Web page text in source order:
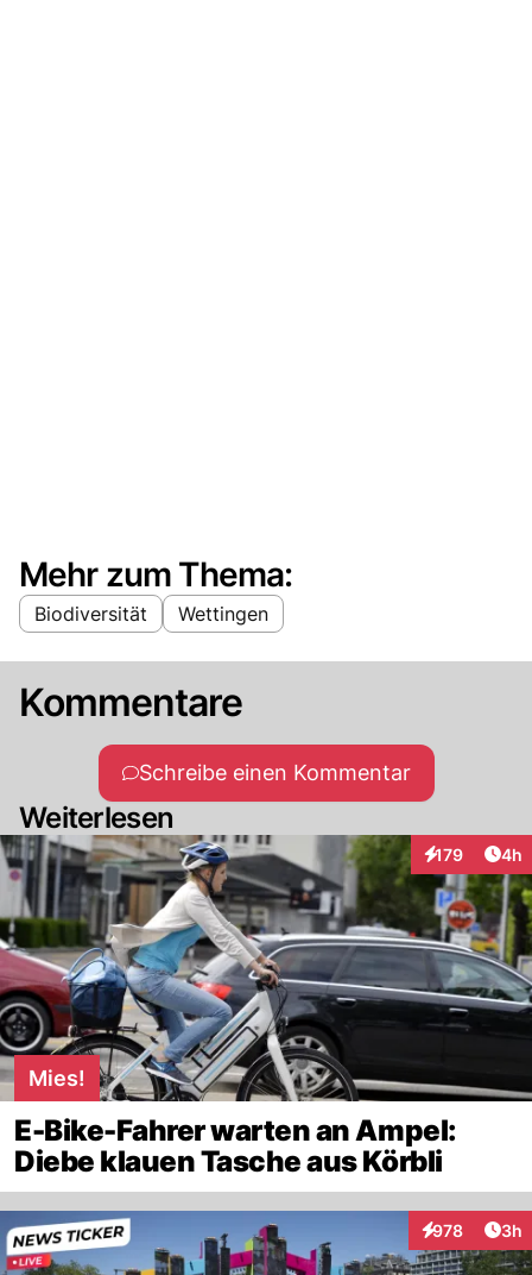
Mehr zum Thema:
Biodiversität Wettingen
Kommentare
Schreibe einen Kommentar
Weiterlesen
179
Interaktionen
4h
Mies!
E-Bike-Fahrer warten an Ampel:
Diebe klauen Tasche aus Körbli
978
Interaktionen
3h